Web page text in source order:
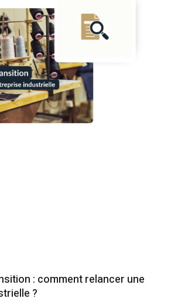
: comment relancer une
?